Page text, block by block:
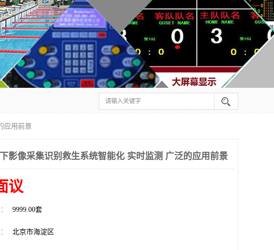
应用前景
影像采集识别救生系统智能化 实时监测 广泛的应用前景
议
9999.00套
北京市海淀区